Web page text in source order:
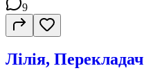
9
Лілія, Перекладач